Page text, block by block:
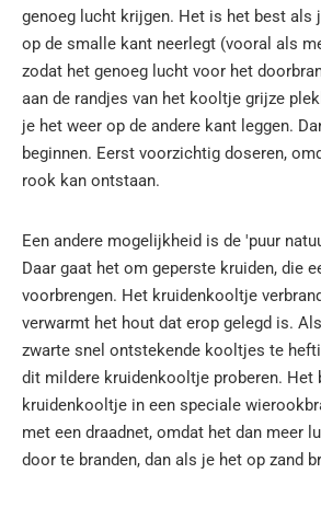
genoeg lucht krijgen. Het is het best als
op de smalle kant neerlegt (vooral als
zodat het genoeg lucht voor het
aan de randjes van het kooltje grijze
je het weer op de andere kant leggen.
beginnen. Eerst voorzichtig doseren,
rook kan ontstaan.
Een andere mogelijkheid is de 'puur
Daar gaat het om geperste kruiden, die
voorbrengen. Het kruidenkooltje
verwarmt het hout dat erop gelegd is.
zwarte snel ontstekende kooltjes te
dit mildere kruidenkooltje proberen. Het
kruidenkooltje in een speciale
met een draadnet, omdat het dan meer
door te branden, dan als je het op zand